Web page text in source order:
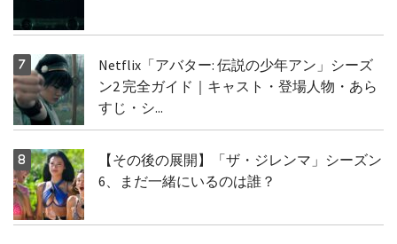
Netflix「アバター: 伝説の少年アン」シーズ
ン2 完全ガイド｜キャスト・登場人物・あら
すじ・シ...
【その後の展開】「ザ・ジレンマ」シーズン
6、まだ一緒にいるのは誰？